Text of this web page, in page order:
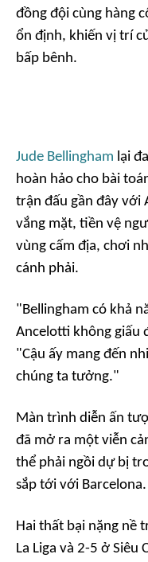
đồng đội cùng hàng
ổn định, khiến vị trí
bấp bênh.
Jude Bellingham lại
hoàn hảo cho bài
trận đấu gần đây với
vắng mặt, tiền vệ
vùng cấm địa, chơi
cánh phải.
"Bellingham có khả
Ancelotti không giấu
"Cậu ấy mang đến
chúng ta tưởng."
Màn trình diễn ấn
đã mở ra một viễn
thể phải ngồi dự bị
sắp tới với Barcelona.
Hai thất bại nặng nề
La Liga và 2-5 ở